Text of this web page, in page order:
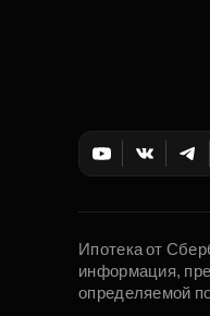
Ипотека от
информация,
определяемой